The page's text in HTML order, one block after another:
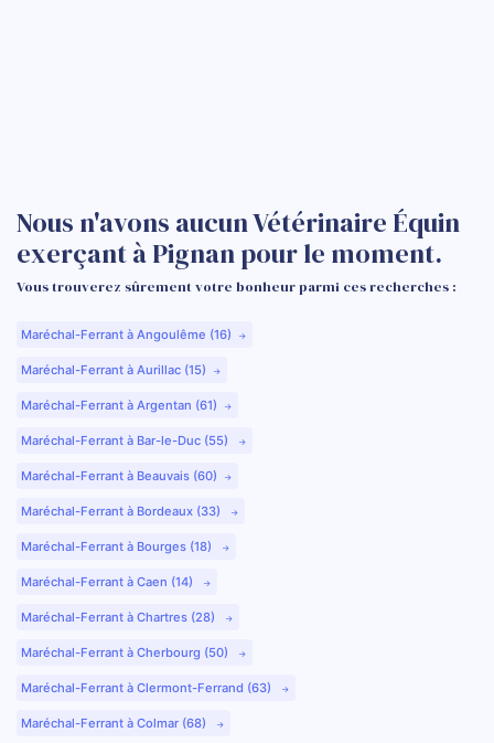
Nous n'avons aucun Vétérinaire Équin
exerçant à Pignan pour le moment.
Vous trouverez sûrement votre bonheur parmi ces recherches :
Maréchal-Ferrant à Angoulême (16)
Maréchal-Ferrant à Aurillac (15)
Maréchal-Ferrant à Argentan (61)
Maréchal-Ferrant à Bar-le-Duc (55)
Maréchal-Ferrant à Beauvais (60)
Maréchal-Ferrant à Bordeaux (33)
Maréchal-Ferrant à Bourges (18)
Maréchal-Ferrant à Caen (14)
Maréchal-Ferrant à Chartres (28)
Maréchal-Ferrant à Cherbourg (50)
Maréchal-Ferrant à Clermont-Ferrand (63)
Maréchal-Ferrant à Colmar (68)